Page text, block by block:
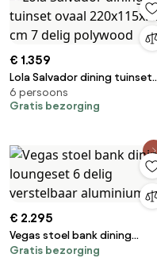
€ 1.359
Lola Salvador dining tuinset
ovaal 220x115xH75 cm 7 delig
polywood
6 persoons
Gratis bezorging
€ 2.295
Vegas stoel bank dining
loungeset 6 delig verstelbaar
Gratis bezorging